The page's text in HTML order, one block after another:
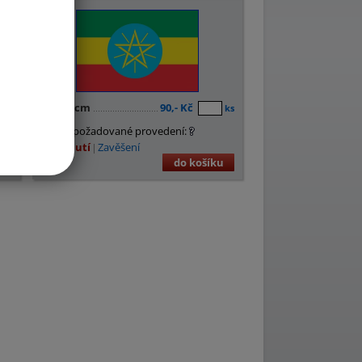
16 cm 90,- Kč ks
Zvolte požadované provedení:
Nasunutí Zavěšení
do košíku